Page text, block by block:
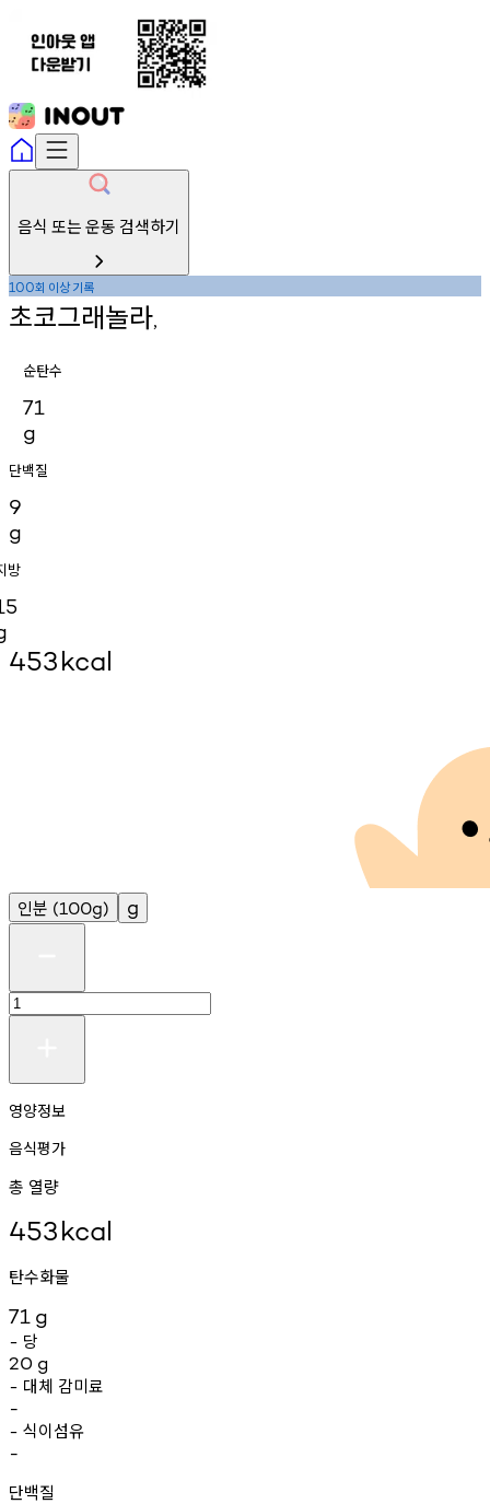
음식 또는 운동 검색하기
100회 이상기록
초코그래놀라,
순탄수
71
g
단백질
9
g
방
453kcal
인분 (100g) g
영양정보
음식평가
총 열량
453kcal
탄수화물
71 g
- 당
20 g
- 대체 감미료
-
- 식이섬유
-
단백질